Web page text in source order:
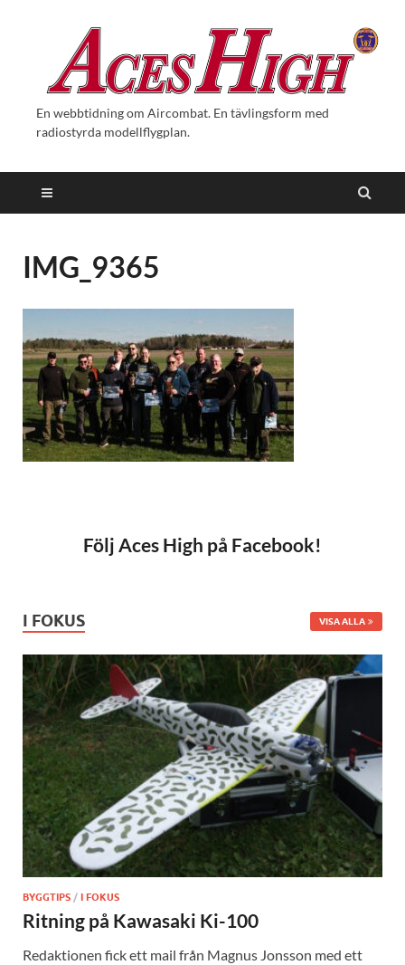
En webbtidning om Aircombat. En tävlingsform med
radiostyrda modellflygplan.
IMG_9365
Följ Aces High på Facebook!
I FOKUS VISA ALLA
BYGGTIPS / I FOKUS
Ritning på Kawasaki Ki-100
Redaktionen fick ett mail från Magnus Jonsson med ett